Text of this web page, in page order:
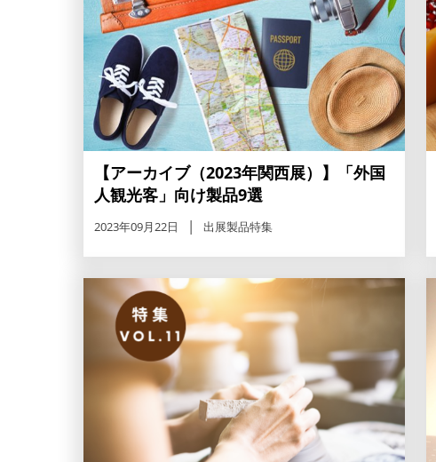
【アーカイブ（2023年関西展）】「外国
人観光客」向け製品9選
2023年09月22日 出展製品特集